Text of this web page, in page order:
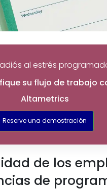
al estrés
su flujo de trabajo
Altametrics
Reserve una demostración
de los
de